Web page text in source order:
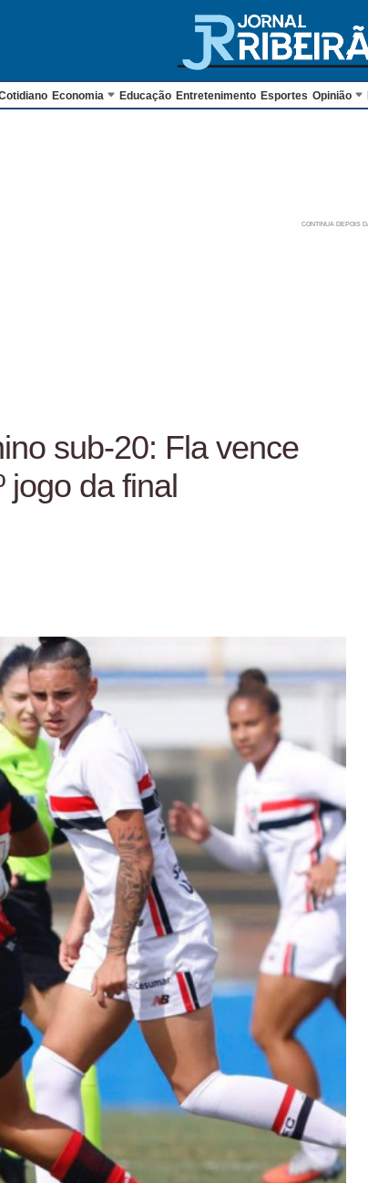
Economia Educação Entretenimento Esportes Opinião
sub-20: Fla vence
jogo da final